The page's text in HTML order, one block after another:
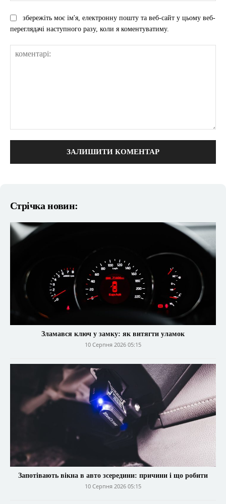
збережіть моє ім'я, електронну пошту та веб-сайт у цьому веб-
переглядачі наступного разу, коли я коментуватиму.
Стрічка новин:
Зламався ключ у замку: як витягти уламок
10 Серпня 2026 05:15
Запотівають вікна в авто зсередини: причини і що робити
10 Серпня 2026 05:15